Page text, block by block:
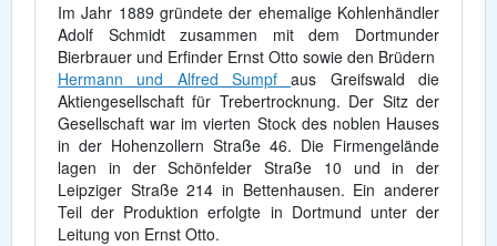
Im Jahr 1889 gründete der ehemalige Kohlenhändler
Adolf Schmidt zusammen mit dem Dortmunder
Bierbrauer und Erfinder Ernst Otto sowie den Brüdern
Hermann und Alfred Sumpfaus Greifswald die
Aktiengesellschaft für Trebertrocknung. Der Sitz der
Gesellschaft war im vierten Stock des noblen Hauses
in der Hohenzollern Straße 46. Die Firmengelände
lagen in der Schönfelder Straße 10 und in der
Leipziger Straße 214 in Bettenhausen. Ein anderer
Teil der Produktion erfolgte in Dortmund unter der
Leitung von Ernst Otto.